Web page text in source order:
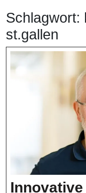
Schlagwort:
st.gallen